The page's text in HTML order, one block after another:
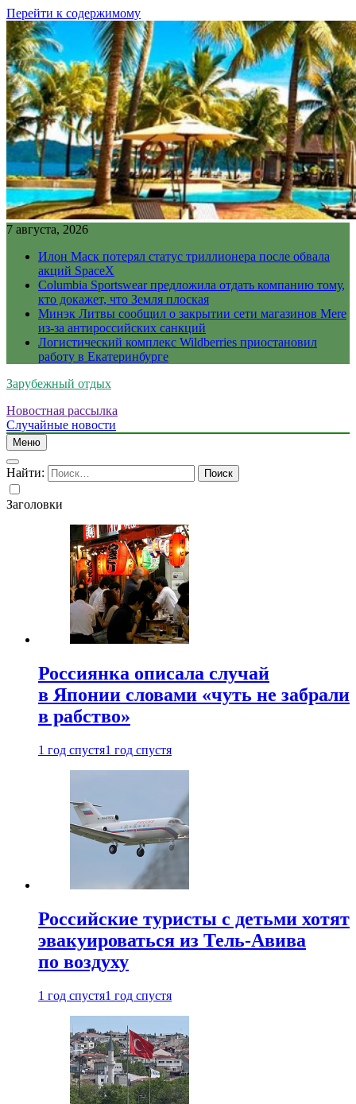
Перейти к содержимому
7 августа, 2026
Илон Маск потерял статус триллионера после обвала
акций SpaceX
Columbia Sportswear предложила отдать компанию тому,
кто докажет, что Земля плоская
Минэк Литвы сообщил о закрытии сети магазинов Mere
из-за антироссийских санкций
Логистический комплекс Wildberries приостановил
работу в Екатеринбурге
Зарубежный отдых
Новостная рассылка
Случайные новости
Меню
Найти:
Заголовки
Россиянка описала случай
в Японии словами «чуть не забрали
в рабство»
1 год спустя1 год спустя
Российские туристы с детьми хотят
эвакуироваться из Тель-Авива
по воздуху
1 год спустя1 год спустя